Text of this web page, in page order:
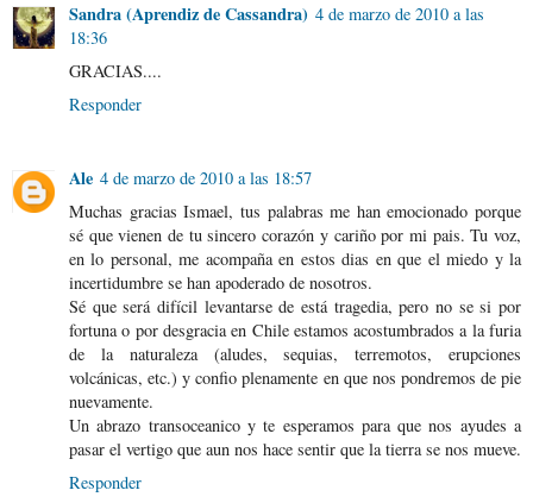
Sandra (Aprendiz de Cassandra) 4 de marzo de 2010 a las
18:36
GRACIAS....
Responder
Ale 4 de marzo de 2010 a las 18:57
Muchas gracias Ismael, tus palabras me han emocionado porque
sé que vienen de tu sincero corazón y cariño por mi pais. Tu voz,
en lo personal, me acompaña en estos dias en que el miedo y la
incertidumbre se han apoderado de nosotros.
Sé que será difícil levantarse de está tragedia, pero no se si por
fortuna o por desgracia en Chile estamos acostumbrados a la furia
de la naturaleza (aludes, sequias, terremotos, erupciones
volcánicas, etc.) y confio plenamente en que nos pondremos de pie
nuevamente.
Un abrazo transoceanico y te esperamos para que nos ayudes a
pasar el vertigo que aun nos hace sentir que la tierra se nos mueve.
Responder